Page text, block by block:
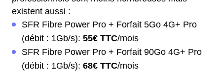
existent aussi :
SFR Fibre Power Pro + Forfait 5Go 4G+ Pro
(débit : 1Gb/s): 55€ TTC/mois
SFR Fibre Power Pro + Forfait 90Go 4G+ Pro
(débit : 1Gb/s): 68€ TTC/mois